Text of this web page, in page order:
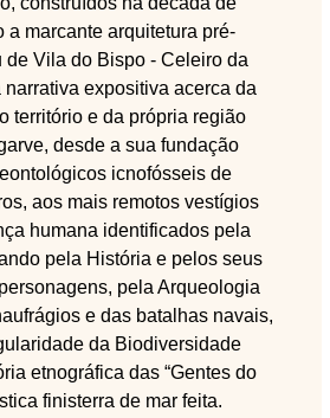
a marcante arquitetura pré-
de Vila do Bispo - Celeiro da
expositiva acerca da
território e da própria região
desde a sua fundação
icnofósseis de
aos mais remotos vestígios
humana identificados pela
pela História e pelos seus
pela Arqueologia
e das batalhas navais,
da Biodiversidade
etnográfica das “Gentes do
finisterra de mar feita.